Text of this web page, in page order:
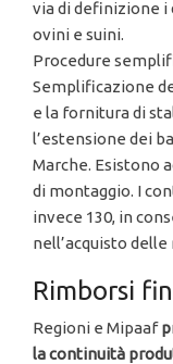
via di definizione
ovini e suini.
Procedure
Semplificazione
e la fornitura di
l’estensione dei
Marche. Esistono
di montaggio. I
invece 130, in
nell’acquisto
Rimborsi
Regioni e Mipaaf
la continuità